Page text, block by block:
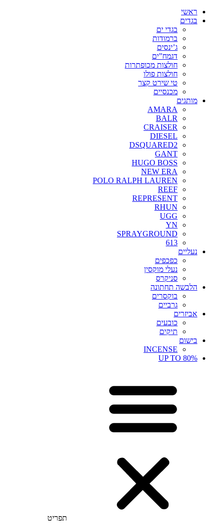
ראשי
בגדים
בגדי ים
ברמודות
ג’ינסים
דגמח”ים
חולצות מכופתרות
חולצות פולו
טי שירט קצר
מכנסיים
מותגים
AMARA
BALR
CRAISER
DIESEL
DSQUARED2
GANT
HUGO BOSS
NEW ERA
POLO RALPH LAUREN
REEF
REPRESENT
RHUN
UGG
YN
SPRAYGROUND
613
נעליים
כפכפים
נעלי מוקסין
סניקרס
הלבשה תחתונה
בוקסרים
גרביים
אביזרים
כובעים
תיקים
בישום
INCENSE
UP TO 80%
תפריט